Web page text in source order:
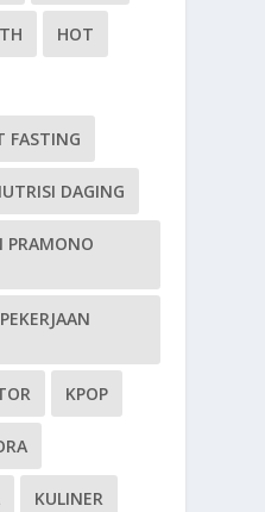
HOT
FASTING
DAGING
PRAMONO
KPOP
KULINER